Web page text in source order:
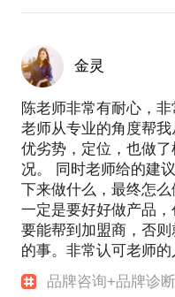
2、活动促销类
十年疯一回，人人有红
6周年大促风暴，狂降
1元/片，全城限量500
3、品牌定位类
全屋整装用百年（百
给平民一个贵族的家
用厨房高手底料，每
爱驰国际家居“夜总惠
金灵
陈老师非常有耐心，
老师从专业的角度帮
优劣势，定位，也做
况。 同时老师给的建
下来做什么，最终怎
一定是要好好做产品
要能帮到加盟商，否
的事。非常认可老师
品牌咨询+品牌诊断